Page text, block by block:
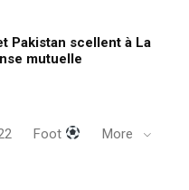
Pakistan scellent à La
mutuelle
Foot More